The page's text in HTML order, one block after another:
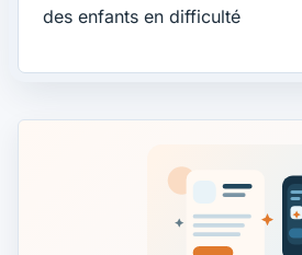
des enfants en difficulté